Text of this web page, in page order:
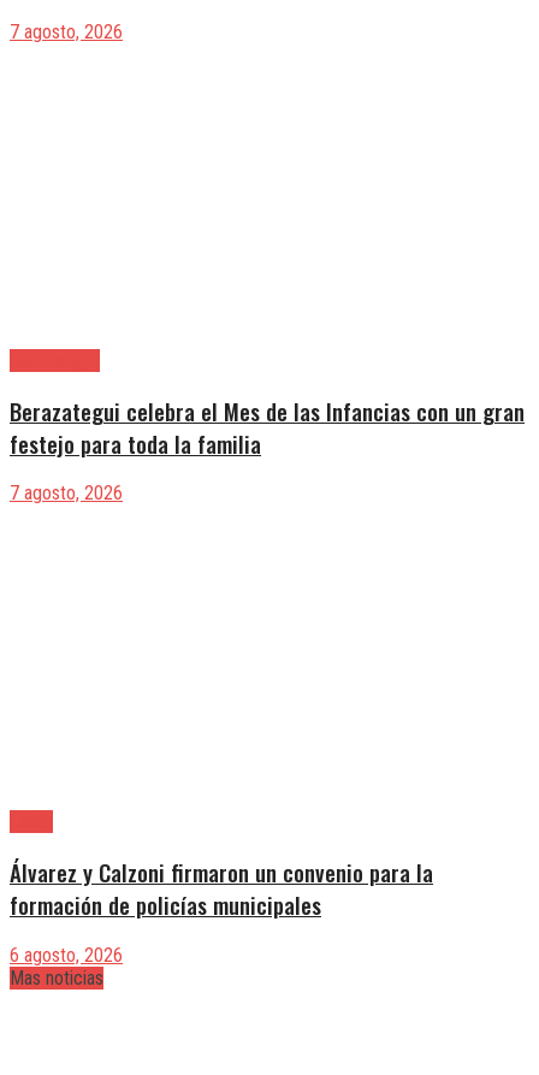
7 agosto, 2026
Berazategui celebra el Mes de las Infancias con un gran
festejo para toda la familia
7 agosto, 2026
Álvarez y Calzoni firmaron un convenio para la
formación de policías municipales
6 agosto, 2026
Mas noticias